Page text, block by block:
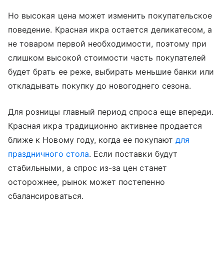
Но высокая цена может изменить покупательское
поведение. Красная икра остается деликатесом, а
не товаром первой необходимости, поэтому при
слишком высокой стоимости часть покупателей
будет брать ее реже, выбирать меньшие банки или
откладывать покупку до новогоднего сезона.
Для розницы главный период спроса еще впереди.
Красная икра традиционно активнее продается
ближе к Новому году, когда ее покупают для
праздничного стола. Если поставки будут
стабильными, а спрос из-за цен станет
осторожнее, рынок может постепенно
сбалансироваться.